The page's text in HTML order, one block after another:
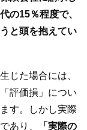
の15％程度で、
と頭を抱えてい
じた場合には、
評価損」につい
す。しかし実際
あり、
「実際の